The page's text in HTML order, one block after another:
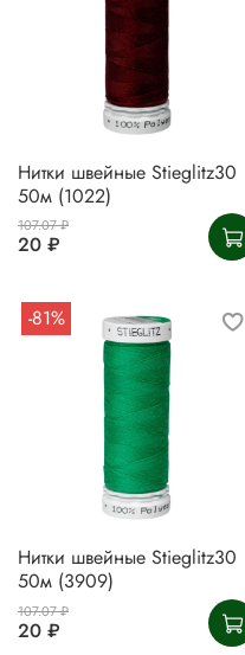
Нитки швейные Stieglitz30
50м (1022)
107.07 ₽
20 ₽
-81%
Нитки швейные Stieglitz30
50м (3909)
107.07 ₽
20 ₽